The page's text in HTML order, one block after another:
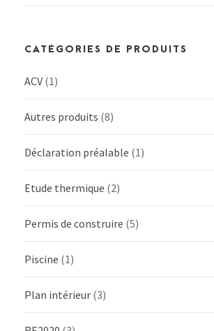
CATÉGORIES DE PRODUITS
ACV (1)
Autres produits (8)
Déclaration préalable (1)
Etude thermique (2)
Permis de construire (5)
Piscine (1)
Plan intérieur (3)